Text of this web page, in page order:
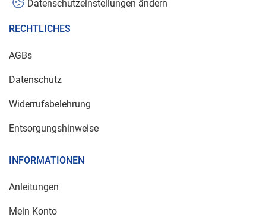
Datenschutzeinstellungen ändern
RECHTLICHES
AGBs
Datenschutz
Widerrufsbelehrung
Entsorgungshinweise
INFORMATIONEN
Anleitungen
Mein Konto